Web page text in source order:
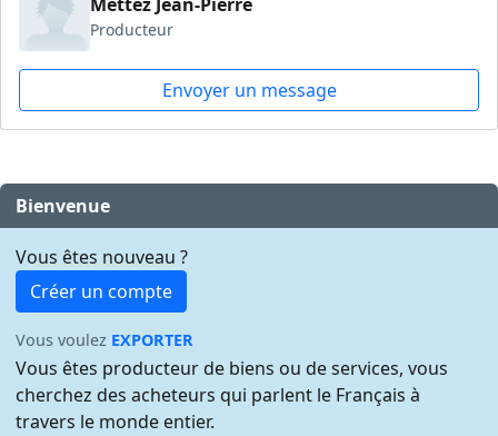
Producteur
Envoyer un message
Bienvenue
Vous êtes nouveau ?
Créer un compte
Vous voulez EXPORTER
Vous êtes producteur de biens ou de services, vous
cherchez des acheteurs qui parlent le Français à
travers le monde entier.